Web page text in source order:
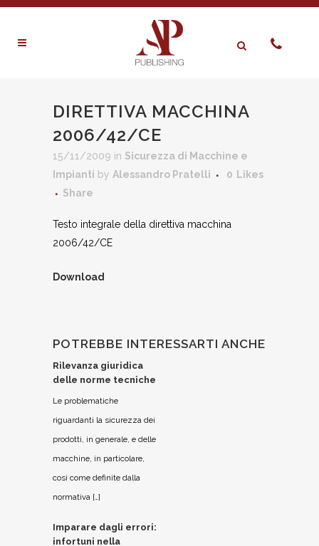
DIRETTIVA MACCHINA
2006/42/CE
15/11/2009 in Sicurezza di Macchine e
Impianti by Alessandro Pratelli 0 Likes
Share
Testo integrale della direttiva macchina
2006/42/CE
Download
POTREBBE INTERESSARTI ANCHE
Rilevanza giuridica
delle norme tecniche
Le problematiche
riguardanti la sicurezza dei
prodotti, in generale, e delle
macchine, in particolare,
così come definite dalla
normativa […]
Imparare dagli errori:
infortuni nella